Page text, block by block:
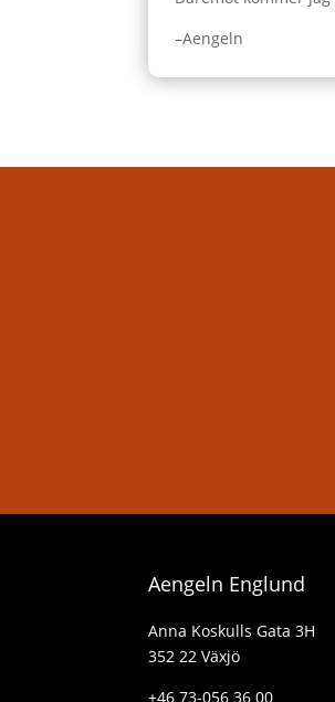
–Aengeln
Aengeln Englund
Anna Koskulls Gata 3H
352 22 Växjö
+46 73-056 36 00